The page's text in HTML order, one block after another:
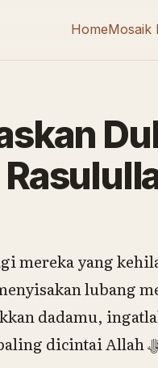
HomeMosaik
mereka yang
lubang
dadamu,